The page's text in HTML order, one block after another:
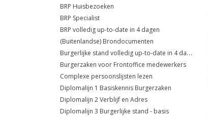
BRP Huisbezoeken
BRP Specialist
BRP volledig up-to-date in 4 dagen
(Buitenlandse) Brondocumenten
Burgerlijke stand volledig up-to-date in 4 dagen
Burgerzaken voor Frontoffice medewerkers
Complexe persoonslijsten lezen
Diplomalijn 1 Basiskennis Burgerzaken
Diplomalijn 2 Verblijf en Adres
Diplomalijn 3 Burgerlijke stand - basis